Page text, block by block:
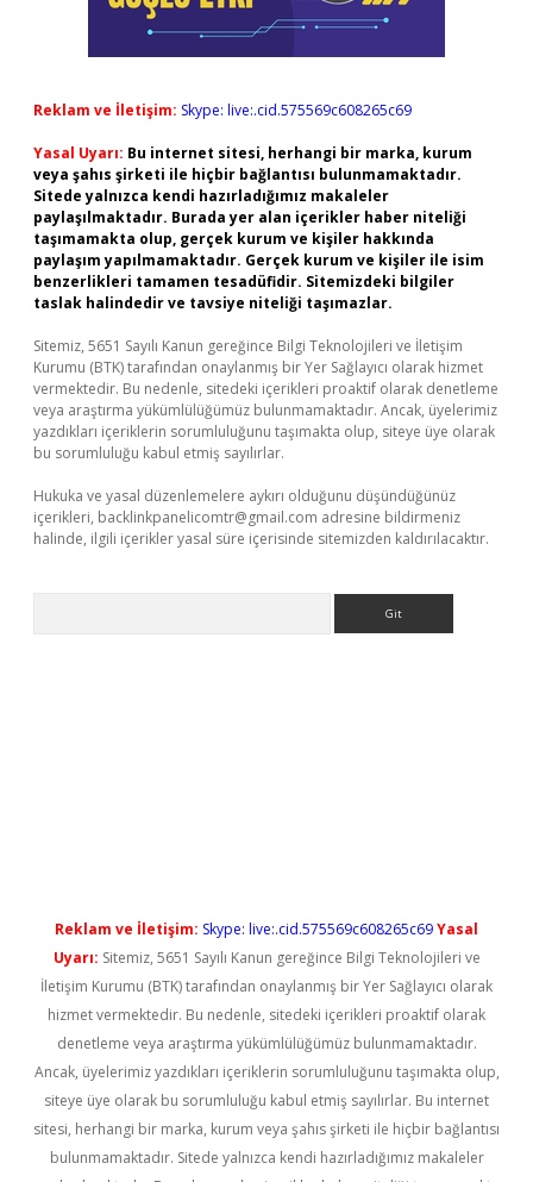
Reklam ve İletişim: Skype: live:.cid.575569c608265c69
Yasal Uyarı: Bu internet sitesi, herhangi bir marka, kurum
veya şahıs şirketi ile hiçbir bağlantısı bulunmamaktadır.
Sitede yalnızca kendi hazırladığımız makaleler
paylaşılmaktadır. Burada yer alan içerikler haber niteliği
taşımamakta olup, gerçek kurum ve kişiler hakkında
paylaşım yapılmamaktadır. Gerçek kurum ve kişiler ile isim
benzerlikleri tamamen tesadüfidir. Sitemizdeki bilgiler
taslak halindedir ve tavsiye niteliği taşımazlar.
Sitemiz, 5651 Sayılı Kanun gereğince Bilgi Teknolojileri ve İletişim
Kurumu (BTK) tarafından onaylanmış bir Yer Sağlayıcı olarak hizmet
vermektedir. Bu nedenle, sitedeki içerikleri proaktif olarak denetleme
veya araştırma yükümlülüğümüz bulunmamaktadır. Ancak, üyelerimiz
yazdıkları içeriklerin sorumluluğunu taşımakta olup, siteye üye olarak
bu sorumluluğu kabul etmiş sayılırlar.
Hukuka ve yasal düzenlemelere aykırı olduğunu düşündüğünüz
içerikleri, backlinkpanelicomtr@gmail.com adresine bildirmeniz
halinde, ilgili içerikler yasal süre içerisinde sitemizden kaldırılacaktır.
Reklam ve İletişim: Skype: live:.cid.575569c608265c69Yasal
Uyarı: Sitemiz, 5651 Sayılı Kanun gereğince Bilgi Teknolojileri ve
İletişim Kurumu (BTK) tarafından onaylanmış bir Yer Sağlayıcı olarak
hizmet vermektedir. Bu nedenle, sitedeki içerikleri proaktif olarak
denetleme veya araştırma yükümlülüğümüz bulunmamaktadır.
Ancak, üyelerimiz yazdıkları içeriklerin sorumluluğunu taşımakta olup,
siteye üye olarak bu sorumluluğu kabul etmiş sayılırlar. Bu internet
sitesi, herhangi bir marka, kurum veya şahıs şirketi ile hiçbir bağlantısı
bulunmamaktadır. Sitede yalnızca kendi hazırladığımız makaleler